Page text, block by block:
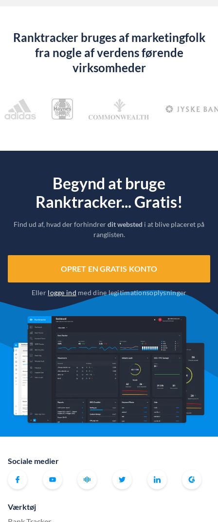
Ranktracker bruges af marketingfolk
fra nogle af verdens førende
virksomheder
Begynd at bruge
Ranktracker... Gratis!
Find ud af, hvad der forhindrerdit websted i at blive placeret på
ranglisten.
OPRET EN GRATIS KONTO
Eller logge ind med dine legitimationsoplysninger
Sociale medier
Værktøj